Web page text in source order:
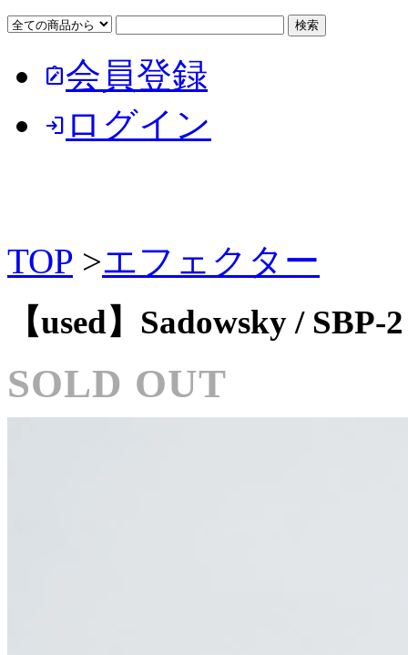
note_alt会員登録
login ログイン
TOP >エフェクター
【used】Sadowsky /
SOLD OUT